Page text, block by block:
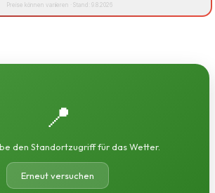
Preise können variieren · Stand: 9.8.2026
📍
den Standortzugriff für das Wetter.
Erneut versuchen